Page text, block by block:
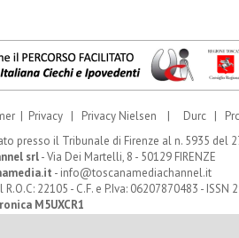
| Privacy | Privacy Nielsen | Durc |
presso il Tribunale di Firenze al n. 5935 del
srl- Via Dei Martelli, 8 - 50129 FIRENZE
- info@toscanamediachannel.it
22105 - C.F. e P.Iva: 06207870483 - ISSN
M5UXCR1